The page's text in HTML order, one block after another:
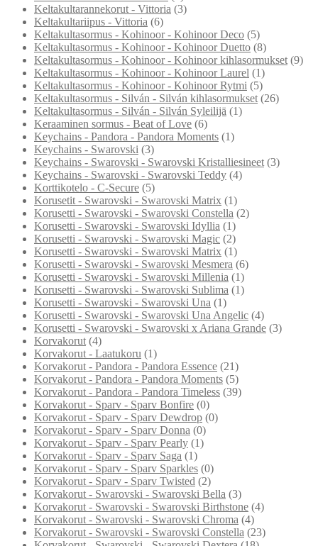
Keltakultarannekorut - Vittoria (3)
Keltakultariipus - Vittoria (6)
Keltakultasormus - Kohinoor - Kohinoor Deco (5)
Keltakultasormus - Kohinoor - Kohinoor Duetto (8)
Keltakultasormus - Kohinoor - Kohinoor kihlasormukset (9)
Keltakultasormus - Kohinoor - Kohinoor Laurel (1)
Keltakultasormus - Kohinoor - Kohinoor Rytmi (5)
Keltakultasormus - Silván - Silván kihlasormukset (26)
Keltakultasormus - Silván - Silván Syleilijä (1)
Keraaminen sormus - Beat of Love (6)
Keychains - Pandora - Pandora Moments (1)
Keychains - Swarovski (3)
Keychains - Swarovski - Swarovski Kristalliesineet (3)
Keychains - Swarovski - Swarovski Teddy (4)
Korttikotelo - C-Secure (5)
Korusetit - Swarovski - Swarovski Matrix (1)
Korusetti - Swarovski - Swarovski Constella (2)
Korusetti - Swarovski - Swarovski Idyllia (1)
Korusetti - Swarovski - Swarovski Magic (2)
Korusetti - Swarovski - Swarovski Matrix (1)
Korusetti - Swarovski - Swarovski Mesmera (6)
Korusetti - Swarovski - Swarovski Millenia (1)
Korusetti - Swarovski - Swarovski Sublima (1)
Korusetti - Swarovski - Swarovski Una (1)
Korusetti - Swarovski - Swarovski Una Angelic (4)
Korusetti - Swarovski - Swarovski x Ariana Grande (3)
Korvakorut (4)
Korvakorut - Laatukoru (1)
Korvakorut - Pandora - Pandora Essence (21)
Korvakorut - Pandora - Pandora Moments (5)
Korvakorut - Pandora - Pandora Timeless (39)
Korvakorut - Sparv - Sparv Bonfire (0)
Korvakorut - Sparv - Sparv Dewdrop (0)
Korvakorut - Sparv - Sparv Donna (0)
Korvakorut - Sparv - Sparv Pearly (1)
Korvakorut - Sparv - Sparv Saga (1)
Korvakorut - Sparv - Sparv Sparkles (0)
Korvakorut - Sparv - Sparv Twisted (2)
Korvakorut - Swarovski - Swarovski Bella (3)
Korvakorut - Swarovski - Swarovski Birthstone (4)
Korvakorut - Swarovski - Swarovski Chroma (4)
Korvakorut - Swarovski - Swarovski Constella (23)